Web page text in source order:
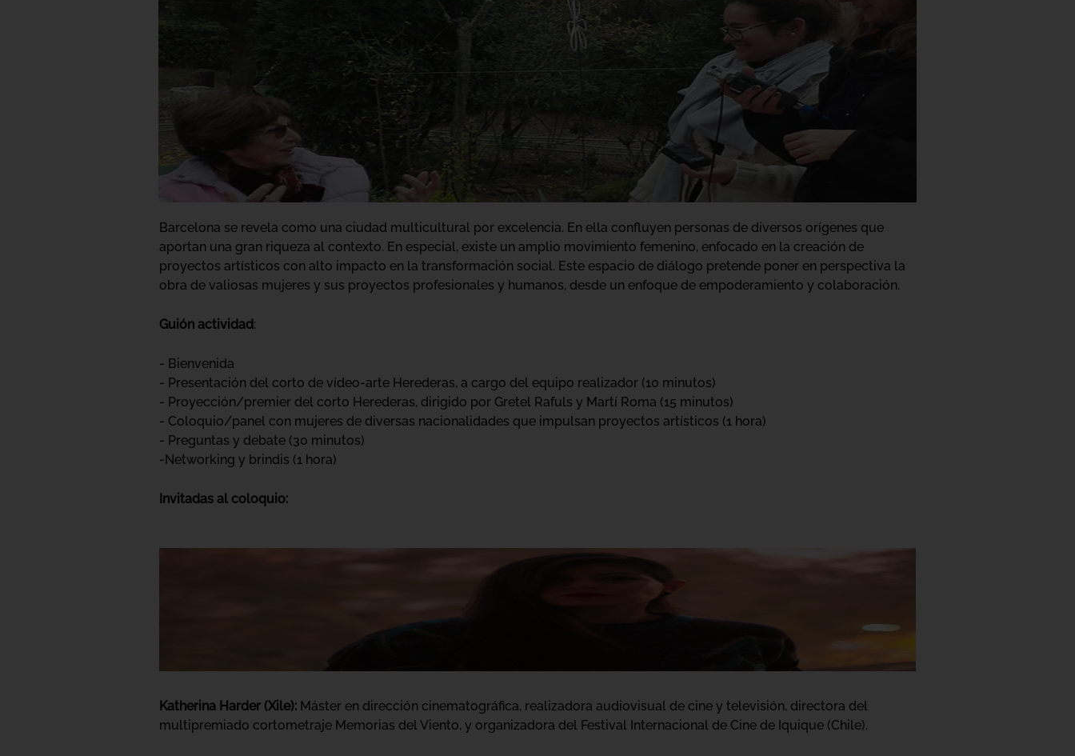
Barcelona se revela como una ciudad multicultural por excelencia. En ella confluyen personas de diversos orígenes que
aportan una gran riqueza al contexto. En especial, existe un amplio movimiento femenino, enfocado en la creación de
proyectos artísticos con alto impacto en la transformación social. Este espacio de diálogo pretende poner en perspectiva la
obra de valiosas mujeres y sus proyectos profesionales y humanos, desde un enfoque de empoderamiento y colaboración.
Guión actividad:
- Bienvenida
- Presentación del corto de vídeo-arte Herederas, a cargo del equipo realizador (10 minutos)
- Proyección/premier del corto Herederas, dirigido por Gretel Rafuls y Martí Roma (15 minutos)
- Coloquio/panel con mujeres de diversas nacionalidades que impulsan proyectos artísticos (1 hora)
- Preguntas y debate (30 minutos)
-Networking y brindis (1 hora)
Invitadas al coloquio:
Katherina Harder (Xile): Máster en dirección cinematográfica, realizadora audiovisual de cine y televisión, directora del
multipremiado cortometraje Memorias del Viento, y organizadora del Festival Internacional de Cine de Iquique (Chile).